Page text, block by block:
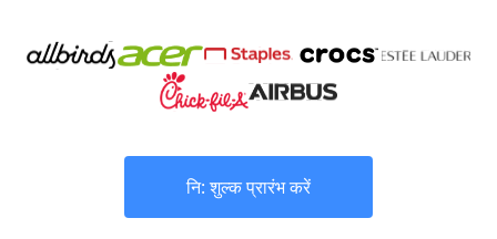
नि: शुल्क प्रारंभ करें